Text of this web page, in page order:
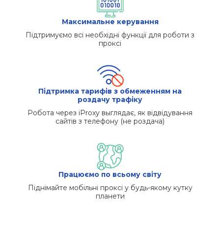
Максимальне керування
Підтримуємо всі необхідні функції для роботи з
проксі
Підтримка тарифів з обмеженням на
роздачу трафіку
Робота через iProxy выглядає, як відвідування
сайтів з телефону (не роздача)
Працюємо по всьому світу
Піднімайте мобільні проксі у будь-якому кутку
планети